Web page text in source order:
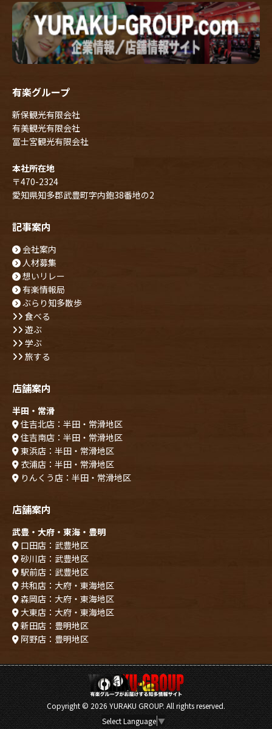
有楽グループ
新保観光有限会社
有美観光有限会社
冨士宮観光有限会社
本社所在地
〒470-2324
愛知県知多郡武豊町字内鉋38番地の2
記事案内
会社案内
人材募集
想いリレー
有楽情報局
ぶらり知多散歩
食べる
遊ぶ
学ぶ
旅する
店舗案内
半田・常滑
住吉北店：半田・常滑地区
住吉南店：半田・常滑地区
東浜店：半田・常滑地区
衣浦店：半田・常滑地区
りんくう店：半田・常滑地区
店舗案内
武豊・大府・東海・豊明
口田店：武豊地区
砂川店：武豊地区
駅前店：武豊地区
共和店：大府・東海地区
森岡店：大府・東海地区
大東店：大府・東海地区
新田店：豊明地区
阿野店：豊明地区
Copyright ©2026 YURAKU GROUP. All rights reserved.
Select Language ▼